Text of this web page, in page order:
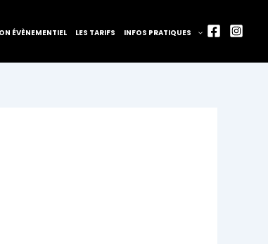
ÉVÈNEMENTIEL LES TARIFS INFOS PRATIQUES